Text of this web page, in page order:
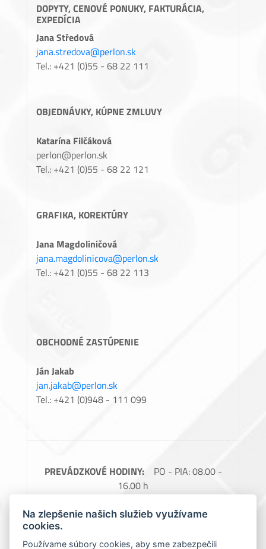
DOPYTY, CENOVÉ PONUKY, FAKTURÁCIA,
EXPEDÍCIA
Jana Středová
jana.stredova@perlon.sk
Tel.: +421 (0)55 - 68 22 111
OBJEDNÁVKY, KÚPNE ZMLUVY
Katarína Filčáková
perlon@perlon.sk
Tel.: +421 (0)55 - 68 22 121
GRAFIKA, KOREKTÚRY
Jana Magdoliničová
jana.magdolinicova@perlon.sk
Tel.: +421 (0)55 - 68 22 113
OBCHODNÉ ZASTÚPENIE
Ján Jakab
jan.jakab@perlon.sk
Tel.: +421 (0)948 - 111 099
PREVÁDZKOVÉ HODINY:
PO - PIA: 08.00 -
16.00 h
FAKTURAČNÉ ÚDAJE:Perlon, spol. s.r.o.,
Barčianska 66, 040 17 Košice, IČO: 31728685,
IČ DPH: SK2020488976
Na zlepšenie našich služieb využívame
cookies.
Používame súbory cookies, aby sme zabezpečili